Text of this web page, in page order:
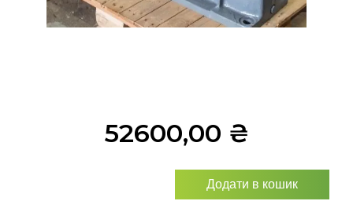
52600,00 ₴
Додати в кошик